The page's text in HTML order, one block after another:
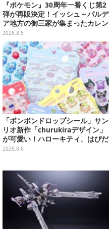
『ポケモン』30周年一番くじ第2
弾が再販決定！イッシュ～パルデ
ア地方の御三家が集まったカレン
ダー、ぬいぐるみなど記念グッズ
盛りだくさん
2026.8.5
「ボンボンドロップシール」サン
リオ新作「churukiraデザイン」
が可愛い！ハローキティ、はぴだ
んぶいなど全8種類が順次展開
2026.8.6